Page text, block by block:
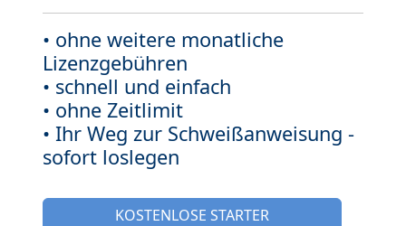
• ohne weitere monatliche
Lizenzgebühren
• schnell und einfach
• ohne Zeitlimit
• Ihr Weg zur Schweißanweisung -
sofort loslegen
KOSTENLOSE STARTER